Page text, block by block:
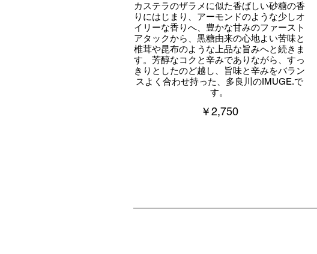
カステラのザラメに似た香ばしい砂糖の香
りにはじまり、アーモンドのような少しオ
イリーな香りへ、豊かな甘みのファースト
アタックから、黒糖由来の心地よい苦味と
椎茸や昆布のような上品な旨みへと続きま
す。芳醇なコクと辛みでありながら、すっ
きりとしたのど越し、旨味と辛みをバラン
スよく合わせ持った、多良川のIMUGE.で
す。
￥2,750